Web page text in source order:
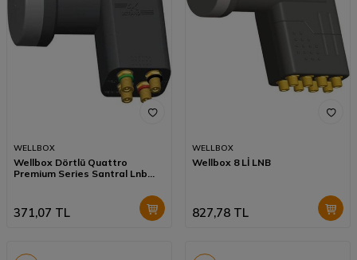
WELLBOX
Wellbox Dörtlü Quattro
Premium Series Santral Lnb
371,07 TL
WELLBOX
Wellbox 8 Lİ LNB
827,78 TL